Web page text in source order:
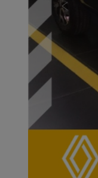
Previous